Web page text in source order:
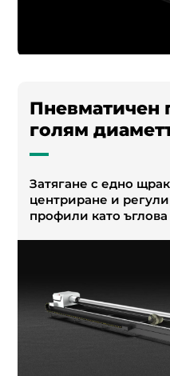
Пневматичен
голям
Затягане с едно
центриране и
профили като